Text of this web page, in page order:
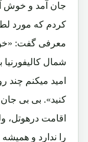
جان آمد و خوش
کردم که مورد
معرفی گفت:
شمال
امید میکنم
کنید». بی بی
اقامت درهوتل،
را ندارد و